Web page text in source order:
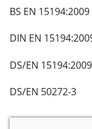
BS EN 15194:2009
DIN EN
DS/EN 15194:2009
DS/EN 50272-3